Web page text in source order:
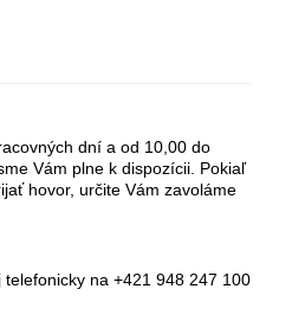
dní a od 10,00 do
Vám plne k dispozícii. Pokiaľ
hovor, určite Vám zavoláme
na +421 948 247 100